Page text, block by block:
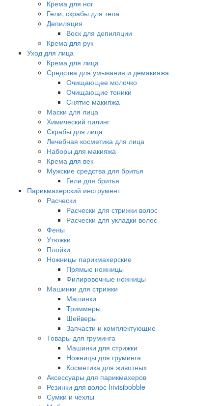
Крема для ног
Гели, скрабы для тела
Депиляция
Воск для депиляции
Крема для рук
Уход для лица
Крема для лица
Средства для умывания и демакияжа
Очищающее молочко
Очищающие тоники
Снятие макияжа
Маски для лица
Химический пилинг
Скрабы для лица
Лечебная косметика для лица
Наборы для макияжа
Крема для век
Мужские средства для бритья
Гели для бритья
Парикмахерский инструмент
Расчески
Расчески для стрижки волос
Расчески для укладки волос
Фены
Утюжки
Плойки
Ножницы парикмахерские
Прямые ножницы
Филировочные ножницы
Машинки для стрижки
Машинки
Триммеры
Шейверы
Запчасти и комплектующие
Товары для груминга
Машинки для стрижки
Ножницы для груминга
Косметика для животных
Аксессуары для парикмахеров
Резинки для волос Invisibobble
Сумки и чехлы